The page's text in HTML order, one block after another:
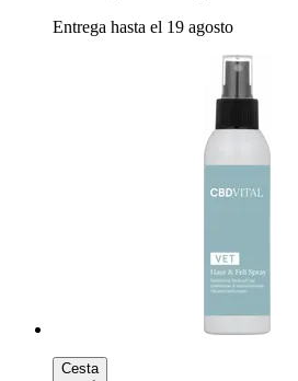
Entrega hasta el 19 agosto
Cesta